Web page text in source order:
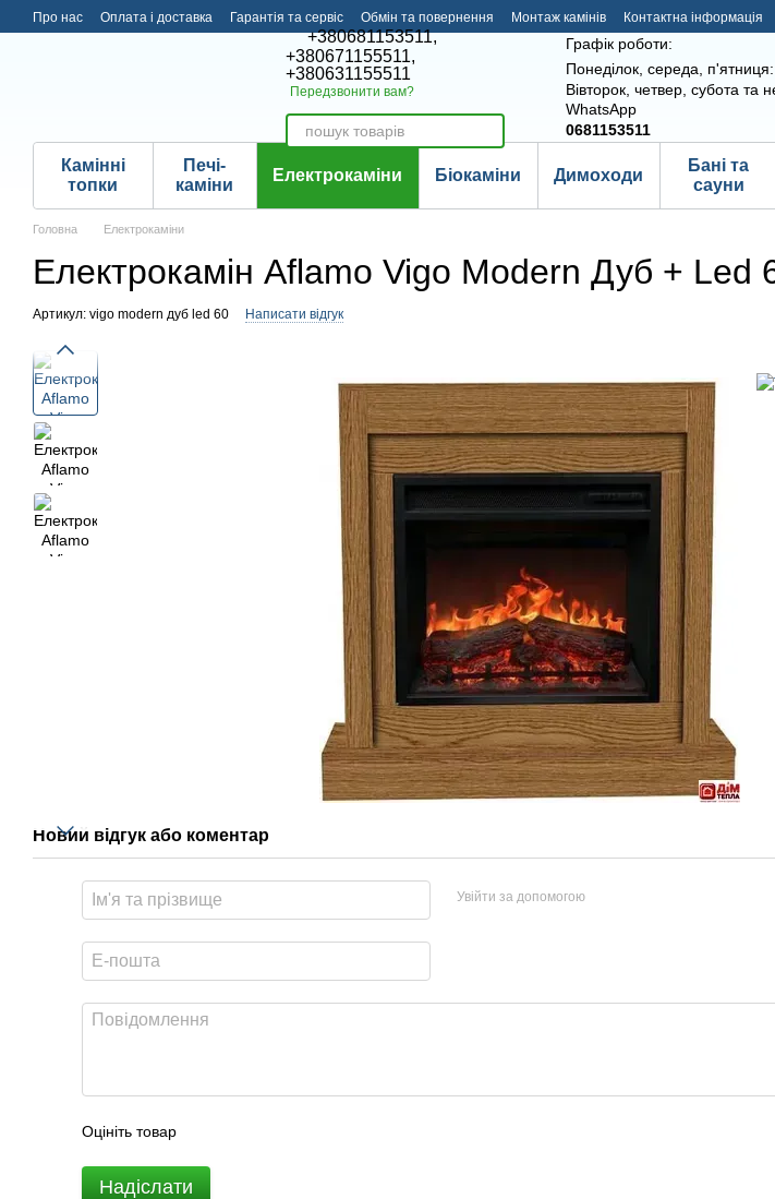
Перейти до основного контенту
Про нас Оплата і доставка Гарантія та сервіс Обмін та повернення Монтаж камінів Контактна інформація
+380681153511,
+380671155511,
+380631155511
Передзвонити вам?
Графік роботи:
Понеділок, середа,
Вівторок, четвер, субота та
WhatsApp
0681153511
Камінні
топки
Печі-
каміни
Електрокаміни Біокаміни Димоходи
Бані та
сауни
Головна Електрокаміни
Електрокамін Aflamo Vigo Modern Дуб + Led
Артикул: vigo modern дуб led 60 Написати відгук
Новий відгук або коментар
Увійти за допомогою
Оцініть товар
Надіслати